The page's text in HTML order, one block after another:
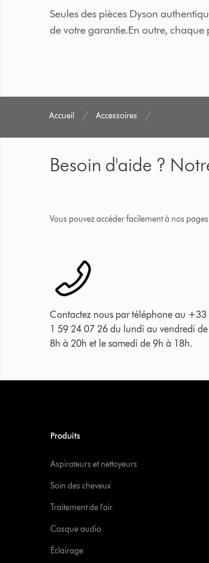
Seules des pièces Dyson
de votre garantie.En outre, chaque
Accueil Accessoires
Besoin d'aide ?
Vous pouvez accéder facilement à nos
Contactez nous par téléphone au +33
1 59 24 07 26 du lundi au vendredi de
8h à 20h et le samedi de 9h à 18h.
Produits
Aspirateurs et nettoyeurs
Soin des cheveux
Traitement de l'air
Casque audio
Éclairage